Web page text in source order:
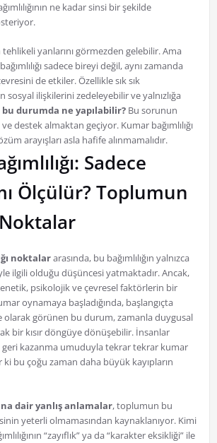
ne kadar sinsi bir şekilde
yanlarını görmezden gelebilir. Ama
sadece bireyi değil, aynı zamanda
de etkiler. Özellikle sık sık
sosyal ilişkilerini zedeleyebilir ve yalnızlığa
bu durumda ne yapılabilir?Bu sorunun
destek almaktan geçiyor. Kumar bağımlılığı
arayışları asla hafife alınmamalıdır.
Sadece
Ölçülür? Toplumun
Noktalar
noktalararasında, bu bağımlılığın yalnızca
ilgili olduğu düşüncesi yatmaktadır. Ancak,
genetik, psikolojik ve çevresel faktörlerin bir
oynamaya başladığında, başlangıçta
olarak görünen bu durum, zamanla duygusal
bir kısır döngüye dönüşebilir. İnsanlar
geri kazanma umuduyla tekrar tekrar kumar
bu çoğu zaman daha büyük kayıpların
dair yanlış anlamalar, toplumun bu
yeterli olmamasından kaynaklanıyor. Kimi
“zayıflık” ya da “karakter eksikliği” ile